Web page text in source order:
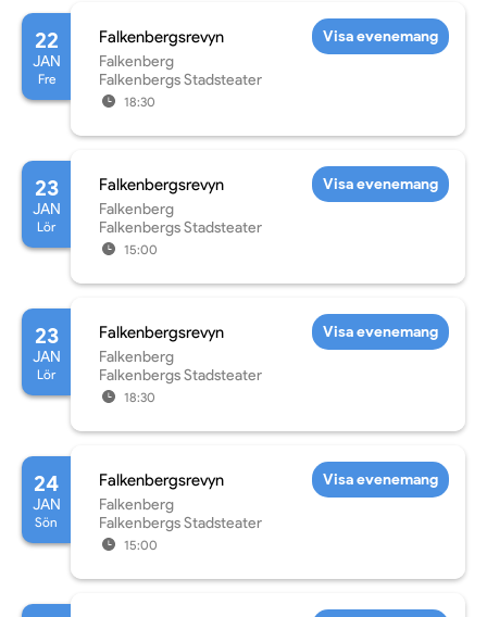
22
JAN
Fre
Falkenbergsrevyn
Falkenberg
Falkenbergs Stadsteater
18:30
Visa evenemang
23
JAN
Lör
Falkenbergsrevyn
Falkenberg
Falkenbergs Stadsteater
15:00
Visa evenemang
23
JAN
Lör
Falkenbergsrevyn
Falkenberg
Falkenbergs Stadsteater
18:30
Visa evenemang
24
JAN
Sön
Falkenbergsrevyn
Falkenberg
Falkenbergs Stadsteater
15:00
Visa evenemang